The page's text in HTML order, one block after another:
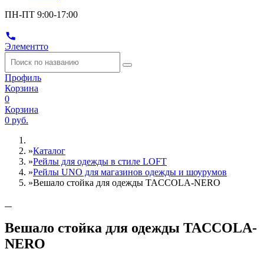
ПН-ПТ 9:00-17:00
Элементто
Профиль
Корзина
0
Корзина
0 руб.
»Каталог
»Рейлы для одежды в стиле LOFT
»Рейлы UNO для магазинов одежды и шоурумов
»Вешало стойка для одежды TACCOLA-NERO
Вешало стойка для одежды TACCOLA-
NERO